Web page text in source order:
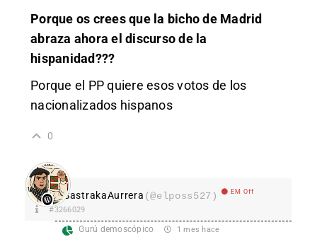
Porque os crees que la bicho de Madrid
abraza ahora el discurso de la
hispanidad???
Porque el PP quiere esos votos de los
nacionalizados hispanos
0
SastrakaAurrera (@elposs527) EM Off
#3266029
Gurú demoscópico 1 mes hace